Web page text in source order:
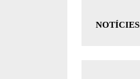
NOTÍCIES